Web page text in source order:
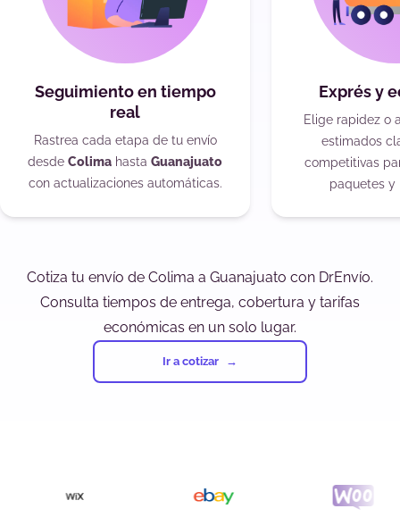
Seguimiento en tiempo
real
Rastrea cada etapa de tu envío
desde Colima hasta Guanajuato
con actualizaciones automáticas.
Exprés y
Elige rapidez o
estimados
competitivas
paquetes y
Cotiza tu envío de Colima a Guanajuato con DrEnvío.
Consulta tiempos de entrega, cobertura y tarifas
económicas en un solo lugar.
Ir a cotizar